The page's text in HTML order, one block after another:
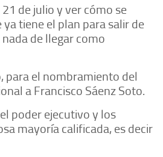
de julio y ver cómo se
tiene el plan para salir de
de llegar como
para el nombramiento del
a Francisco Sáenz Soto.
poder ejecutivo y los
mayoría calificada, es decir